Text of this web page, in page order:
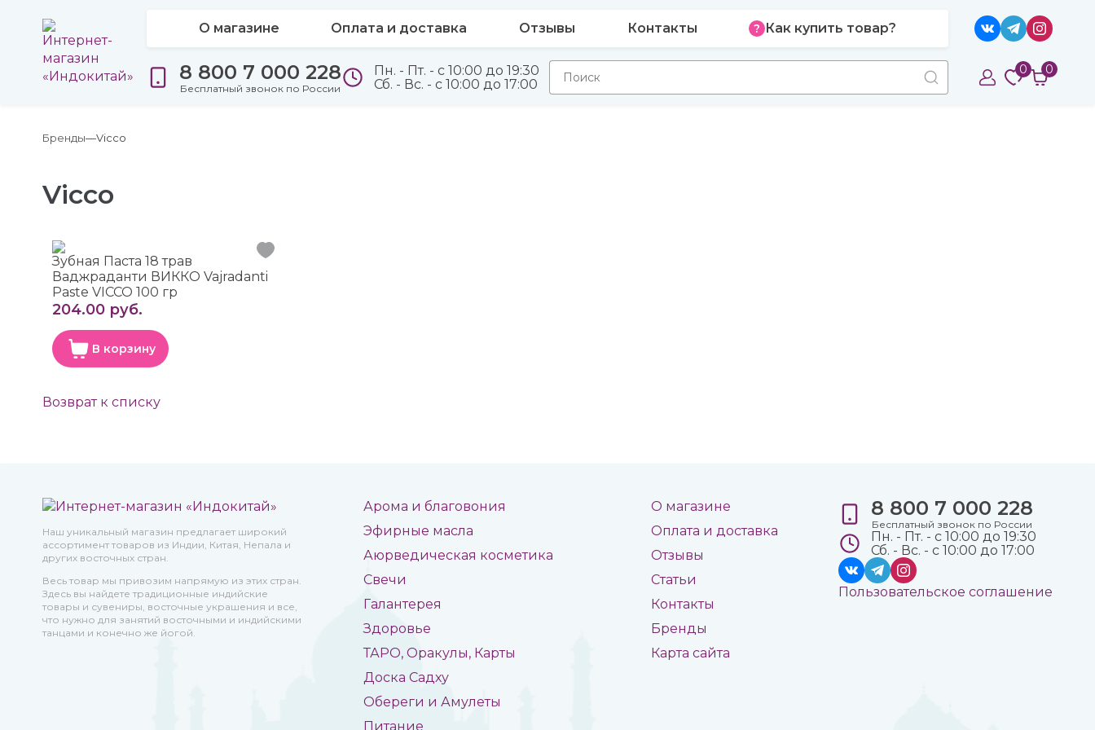
О магазине Оплата и доставка Отзывы Контакты Как купить товар?
8 800 7 000 228
Бесплатный звонок по России
Пн. - Пт. - с 10:00 до 19:30
Сб. - Вс. - с 10:00 до 17:00
0 0
Бренды Vicco
Vicco
Зубная Паста 18 трав
Ваджраданти ВИККО Vajradanti
Paste VICCO 100 гр
204.00 руб.
В корзину
Возврат к списку
Наш уникальный магазин предлагает широкий
ассортимент товаров из Индии, Китая, Непала и
других восточных стран.
Весь товар мы привозим напрямую из этих стран.
Здесь вы найдете традиционные индийские
товары и сувениры, восточные украшения и все,
что нужно для занятий восточными и индийскими
танцами и конечно же йогой.
Арома и благовония
Эфирные масла
Аюрведическая косметика
Свечи
Галантерея
Здоровье
ТАРО, Оракулы, Карты
Доска Садху
Обереги и Амулеты
Питание
О магазине
Оплата и доставка
Отзывы
Статьи
Контакты
Бренды
Карта сайта
8 800 7 000 228
Бесплатный звонок по России
Пн. - Пт. - с 10:00 до 19:30
Сб. - Вс. - с 10:00 до 17:00
Пользовательское соглашение